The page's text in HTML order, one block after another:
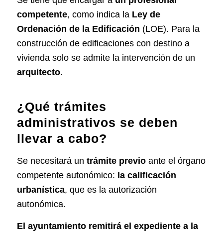
competente, como indica la Ley de
Ordenación de la Edificación (LOE). Para la
construcción de edificaciones con destino a
vivienda solo se admite la intervención de un
arquitecto.
¿Qué trámites
administrativos se deben
llevar a cabo?
Se necesitará un trámite previoante el órgano
competente autonómico: la calificación
urbanística, que es la autorización
autonómica.
El ayuntamiento remitirá el expediente a la